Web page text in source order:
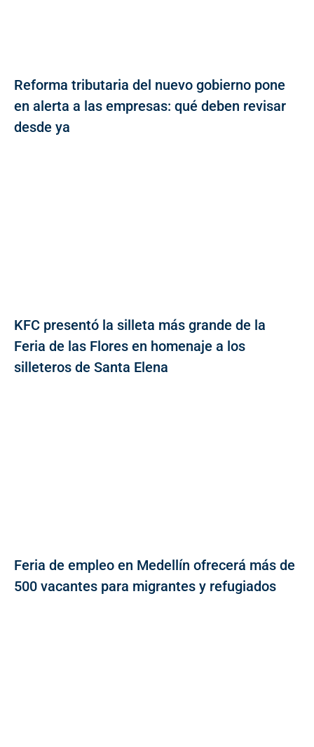
Reforma tributaria del nuevo gobierno pone
en alerta a las empresas: qué deben revisar
desde ya
KFC presentó la silleta más grande de la
Feria de las Flores en homenaje a los
silleteros de Santa Elena
Feria de empleo en Medellín ofrecerá más de
500 vacantes para migrantes y refugiados